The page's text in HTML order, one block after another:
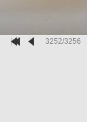
3252/3256